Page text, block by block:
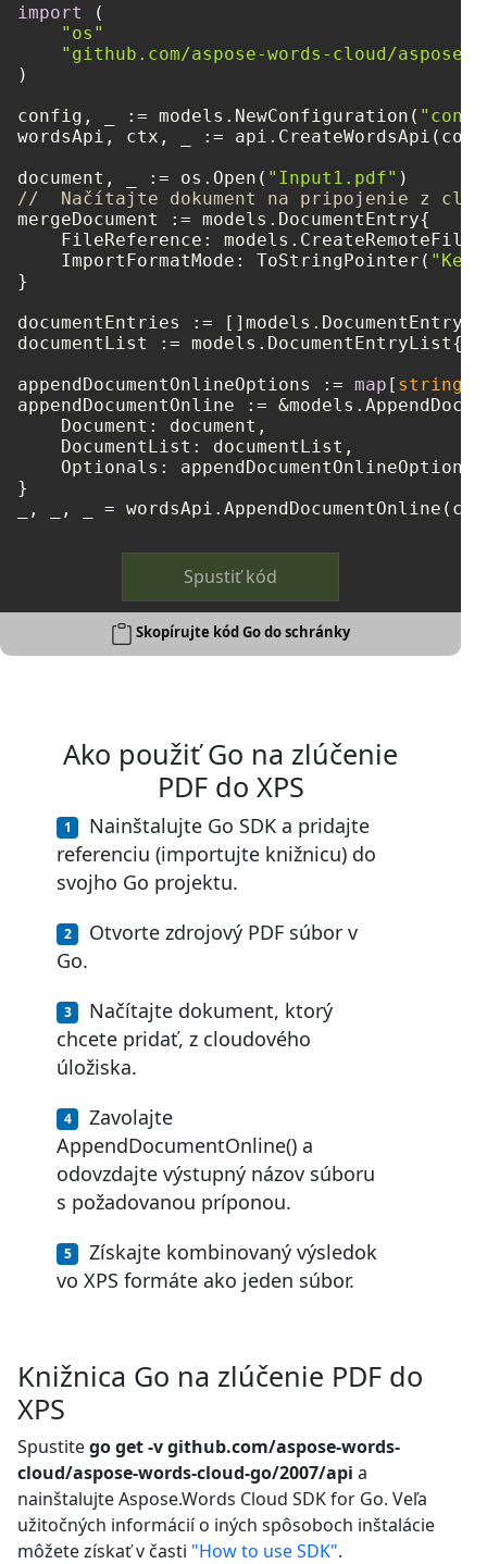
import
(
"os"
"github.com/aspose-words-cloud/
)
config, _ := models.NewConfiguration(
wordsApi, ctx, _ :=
document, _ := os.Open( "Input1.pdf"
//  Načítajte dokument na pripojenie z
mergeDocument := models.DocumentEntry{
FileReference:
    ImportFormatMode: ToStringPointer(
}
documentEntries := []models.DocumentEntry{
documentList := models.DocumentEntryList{
appendDocumentOnlineOptions := map [ string
appendDocumentOnline :=
    Document: document,
    DocumentList: documentList,
    Optionals: appendDocumentOnlineOptions,
}
Spustiť kód
Skopírujte kód Go do schránky
Ako použiť Go na zlúčenie
PDF do XPS
Nainštalujte Go SDK a pridajte
referenciu (importujte knižnicu) do
svojho Go projektu.
Otvorte zdrojový PDF súbor v
Go.
Načítajte dokument, ktorý
chcete pridať, z cloudového
úložiska.
Zavolajte
AppendDocumentOnline() a
odovzdajte výstupný názov súboru
s požadovanou príponou.
Získajte kombinovaný výsledok
vo XPS formáte ako jeden súbor.
Knižnica Go na zlúčenie PDF do
XPS
Spustitego get -v github.com/aspose-words-
cloud/aspose-words-cloud-go/2007/api a
nainštalujte Aspose.Words Cloud SDK for Go. Veľa
užitočných informácií o iných spôsoboch inštalácie
môžete získať v časti "How to use SDK".